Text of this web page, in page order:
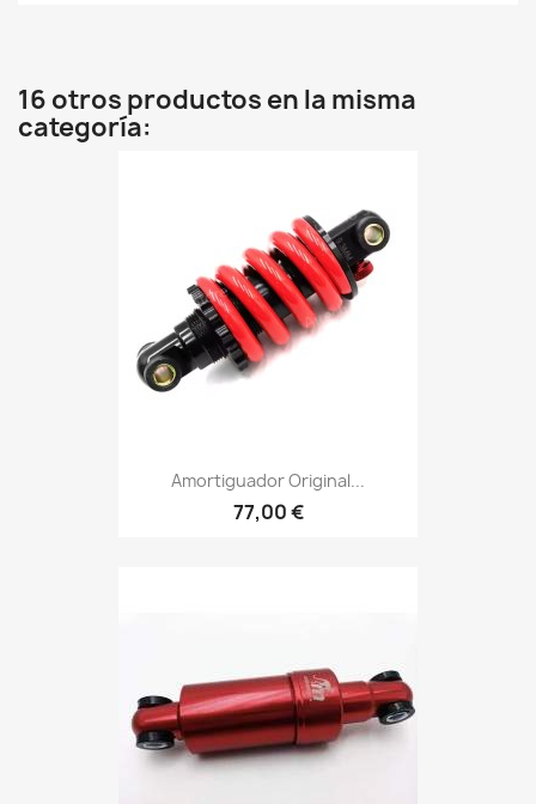
16 otros productos en la misma
categoría:
Amortiguador Original...
77,00 €